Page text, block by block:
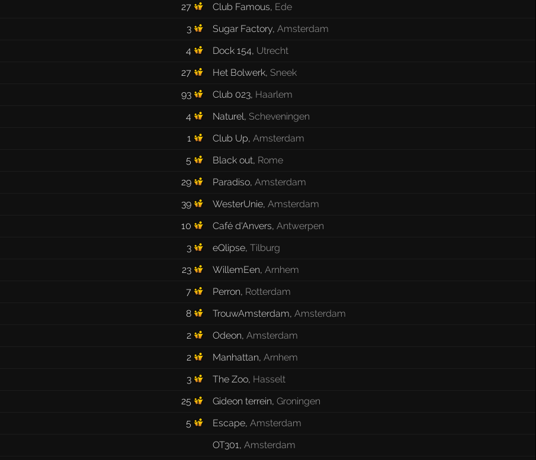
27 Club Famous, Ede
3 Sugar Factory, Amsterdam
4 Dock 154, Utrecht
27 Het Bolwerk, Sneek
93 Club 023, Haarlem
4 Naturel, Scheveningen
1 Club Up, Amsterdam
5 Black out, Rome
29 Paradiso, Amsterdam
39 WesterUnie, Amsterdam
10 Café d'Anvers, Antwerpen
3 eQlipse, Tilburg
23 WillemEen, Arnhem
7 Perron, Rotterdam
8 TrouwAmsterdam, Amsterdam
2 Odeon, Amsterdam
2 Manhattan, Arnhem
3 The Zoo, Hasselt
25 Gideon terrein, Groningen
5 Escape, Amsterdam
OT301, Amsterdam